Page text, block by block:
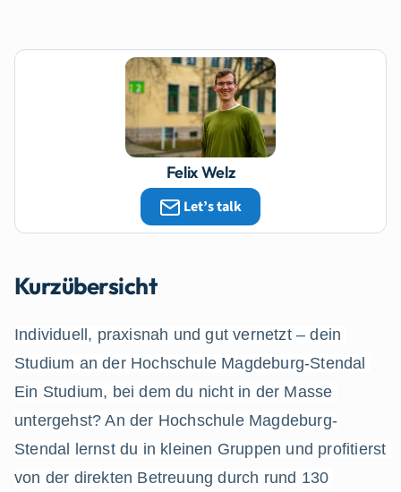
Kurzübersicht
Individuell, praxisnah und gut vernetzt – dein
Studium an der Hochschule Magdeburg-Stendal
Ein Studium, bei dem du nicht in der Masse
untergehst? An der Hochschule Magdeburg-
Stendal lernst du in kleinen Gruppen und profitierst
von der direkten Betreuung durch rund 130
Felix Welz
Let’s talk